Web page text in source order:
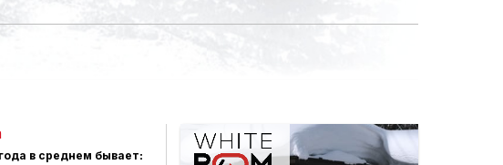
в среднем бывает: